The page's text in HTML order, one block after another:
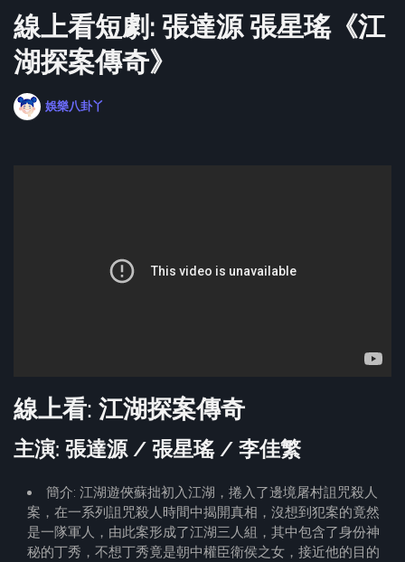
線上看短劇: 張達源 張星瑤《江
湖探案傳奇》
娛樂八卦丫
線上看: 江湖探案傳奇
主演: 張達源 / 張星瑤 / 李佳繁
簡介: 江湖遊俠蘇拙初入江湖，捲入了邊境屠村詛咒殺人
案，在一系列詛咒殺人時間中揭開真相，沒想到犯案的竟然
是一隊軍人，由此案形成了江湖三人組，其中包含了身份神
秘的丁秀，不想丁秀竟是朝中權臣衛侯之女，接近他的目的